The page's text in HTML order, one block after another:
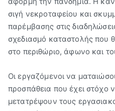
σιγή νεκροταφείου και
παρέμβασης στις
σχεδιασμό καταστολής που
στο περιθώριο, άφωνο και
Οι εργαζόμενοι να
προσπάθεια που έχει στόχο
μετατρέψουν τους